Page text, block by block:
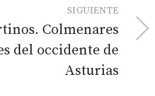
SIGUIENTE
Colmenares
del occidente de
Asturias